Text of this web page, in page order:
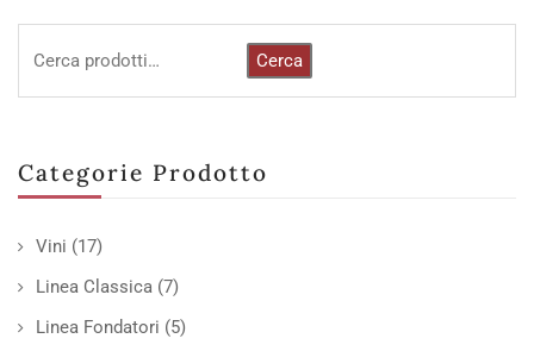
Cerca
Categorie Prodotto
Vini (17)
Linea Classica (7)
Linea Fondatori (5)